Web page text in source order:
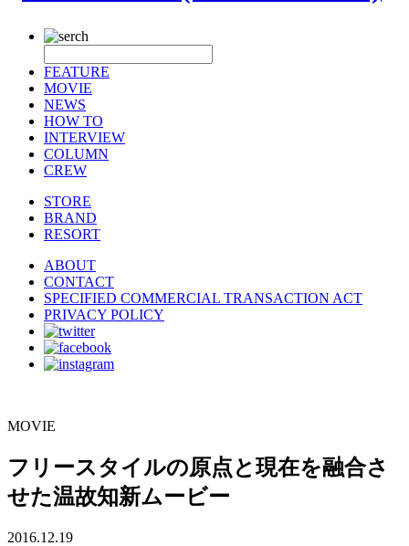
FEATURE
MOVIE
NEWS
HOW TO
INTERVIEW
COLUMN
CREW
STORE
BRAND
RESORT
ABOUT
CONTACT
SPECIFIED COMMERCIAL TRANSACTION ACT
PRIVACY POLICY
MOVIE
フリースタイルの原点と現在を融合さ
せた温故知新ムービー
2016.12.19